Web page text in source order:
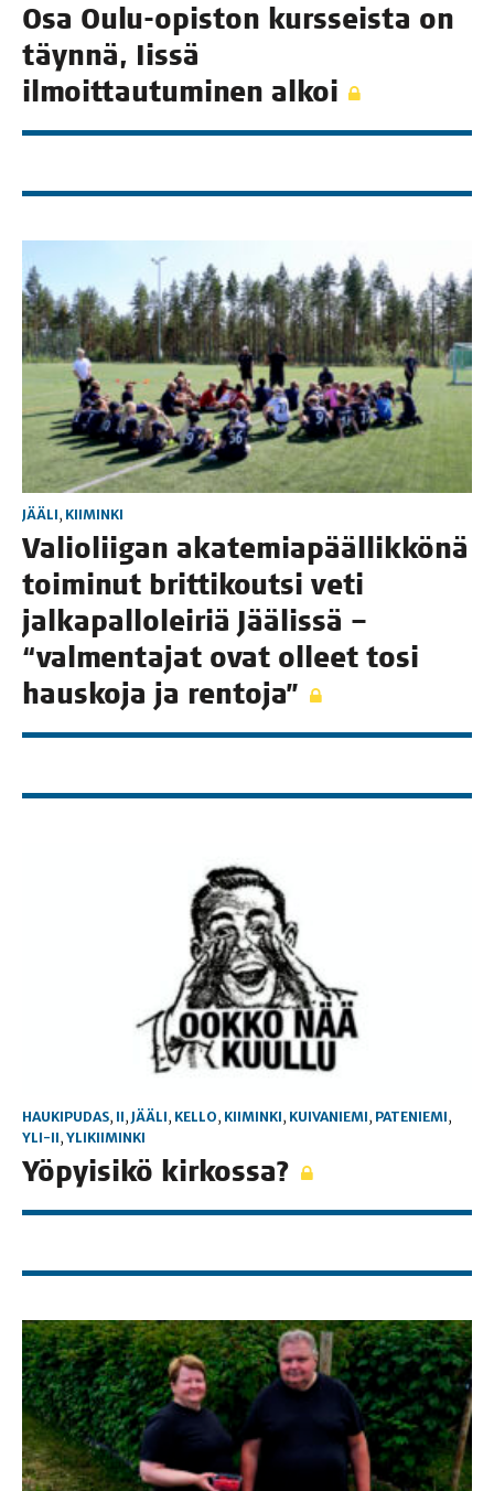
Osa Oulu-opis­ton kurs­seis­ta on
täyn­nä, Iis­sä
ilmoit­tau­tu­mi­nen alkoi
JÄÄLI, KIIMINKI
Valio­lii­gan aka­te­mia­pääl­lik­kö­nä
toi­mi­nut brit­ti­kout­si veti
jal­ka­pal­lo­lei­riä Jää­lis­sä –
“val­men­ta­jat ovat olleet tosi
haus­ko­ja ja rentoja”
HAUKIPUDAS, II, JÄÄLI, KELLO, KIIMINKI, KUIVANIEMI, PATENIEMI,
YLI-II, YLIKIIMINKI
Yöpyi­si­kö kirkossa?